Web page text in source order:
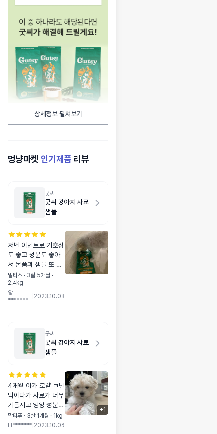
상세정보 펼쳐보기
멍냥마켓 인기제품 리뷰
굿씨
굿씨 강아지 사료
샘플
저번 이벤트로 기호성
도 좋고 성분도 좋아
서 본품과 샘플 또 샀
어용 ^*^ 응가가 엄청
까매지는?! 것도 있지
만 눈물이 조금이라도
말티즈 · 3살 5개월 ·
2.4kg
앙
*******
2023.10.08
굿씨
굿씨 강아지 사료
샘플
4개월 아가 로얄 ㅋ닌
먹이다가 사료가 너무
기름지고 영양 성분도
많이 떨어져서 이것
저것 샘플 시도하던중
말티푸 · 3살 1개월 · 1kg
H******* 2023.10.06
+1